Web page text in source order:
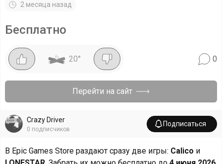
2 месяца назад
Бесплатно
20° 0
Перейти на сайт
Crazy Driver
0 подписчиков
Подписаться
В Epic Games Store раздают сразу две игры: Calico и